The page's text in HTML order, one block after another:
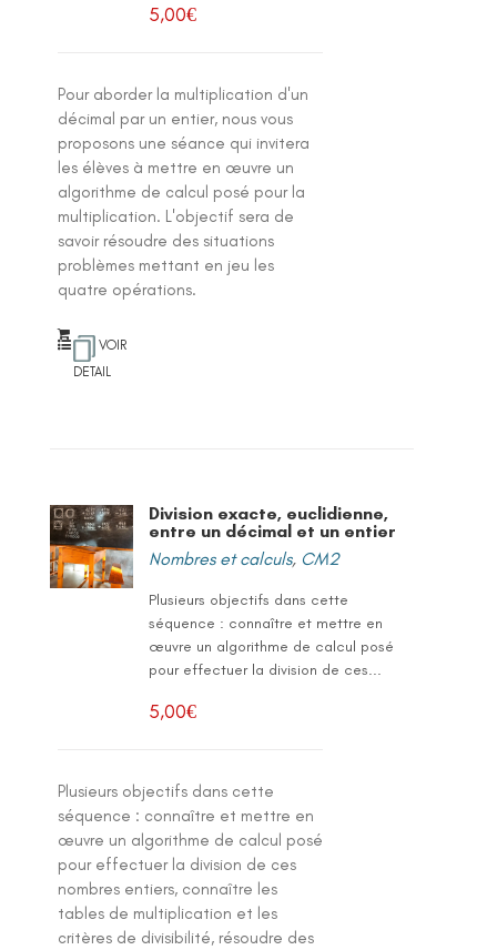
5,00€
Pour aborder la multiplication d'un
décimal par un entier, nous vous
proposons une séance qui invitera
les élèves à mettre en œuvre un
algorithme de calcul posé pour la
multiplication. L'objectif sera de
savoir résoudre des situations
problèmes mettant en jeu les
quatre opérations.
VOIR
DETAIL
Division exacte, euclidienne,
entre un décimal et un entier
Nombres et calculs, CM2
Plusieurs objectifs dans cette
séquence : connaître et mettre en
œuvre un algorithme de calcul posé
pour effectuer la division de ces...
5,00€
Plusieurs objectifs dans cette
séquence : connaître et mettre en
œuvre un algorithme de calcul posé
pour effectuer la division de ces
nombres entiers, connaître les
tables de multiplication et les
critères de divisibilité, résoudre des